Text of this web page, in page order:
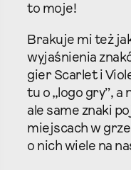
to moje!
Brakuje mi też
wyjaśnienia
gier Scarlet i
tu o „logo gry”,
ale same znaki
miejscach w
o nich wiele na